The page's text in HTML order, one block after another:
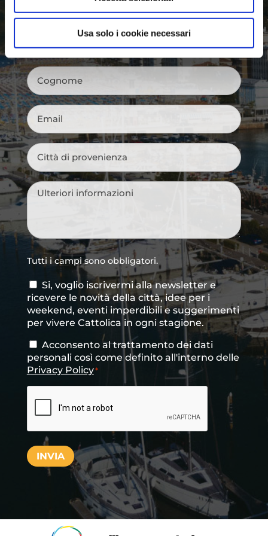
Usa solo i cookie necessari
Cognome
Email *
Città
di
provenienza*
Messaggio*
Tutti i campi sono obbligatori.
Consenso
newsletter
Si, voglio iscrivermi alla newsletter e
ricevere le novità della città, idee per i
weekend, eventi imperdibili e suggerimenti
per vivere Cattolica in ogni stagione.
Consenso*
Acconsento al trattamento dei dati
personali così come definito all'interno delle
Privacy Policy*
INVIA